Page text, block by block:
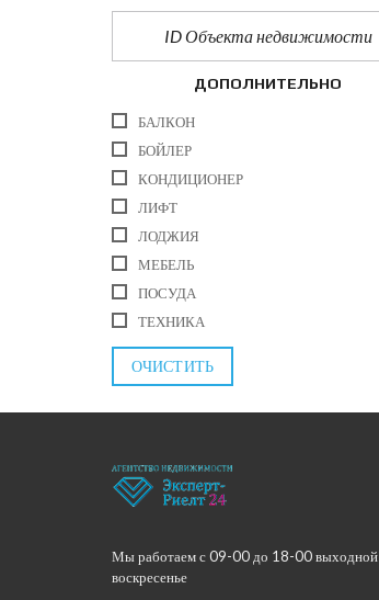
ДОПОЛНИТЕЛЬНО
БАЛКОН
БОЙЛЕР
КОНДИЦИОНЕР
ЛИФТ
ЛОДЖИЯ
МЕБЕЛЬ
ПОСУДА
ТЕХНИКА
ОЧИСТИТЬ
Мы работаем с 09-00 до 18-00 выходной
воскресенье